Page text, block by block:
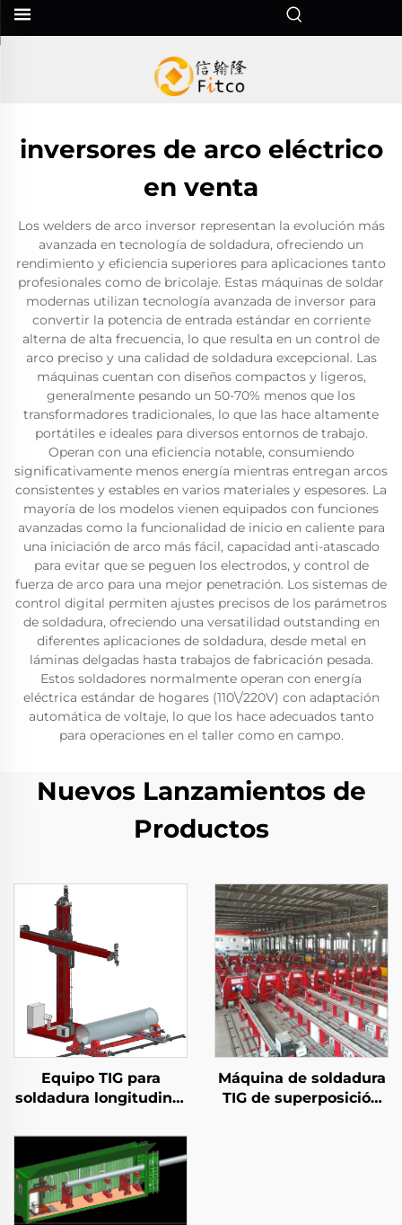
inversores de arco eléctrico
en venta
Los welders de arco inversor representan la evolución más
avanzada en tecnología de soldadura, ofreciendo un
rendimiento y eficiencia superiores para aplicaciones tanto
profesionales como de bricolaje. Estas máquinas de soldar
modernas utilizan tecnología avanzada de inversor para
convertir la potencia de entrada estándar en corriente
alterna de alta frecuencia, lo que resulta en un control de
arco preciso y una calidad de soldadura excepcional. Las
máquinas cuentan con diseños compactos y ligeros,
generalmente pesando un 50-70% menos que los
transformadores tradicionales, lo que las hace altamente
portátiles e ideales para diversos entornos de trabajo.
Operan con una eficiencia notable, consumiendo
significativamente menos energía mientras entregan arcos
consistentes y estables en varios materiales y espesores. La
mayoría de los modelos vienen equipados con funciones
avanzadas como la funcionalidad de inicio en caliente para
una iniciación de arco más fácil, capacidad anti-atascado
para evitar que se peguen los electrodos, y control de
fuerza de arco para una mejor penetración. Los sistemas de
control digital permiten ajustes precisos de los parámetros
de soldadura, ofreciendo una versatilidad outstanding en
diferentes aplicaciones de soldadura, desde metal en
láminas delgadas hasta trabajos de fabricación pesada.
Estos soldadores normalmente operan con energía
eléctrica estándar de hogares (110\/220V) con adaptación
automática de voltaje, lo que los hace adecuados tanto
para operaciones en el taller como en campo.
Nuevos Lanzamientos de
Productos
Equipo TIG para
soldadura longitudinal
Máquina de soldadura
TIG de superposición